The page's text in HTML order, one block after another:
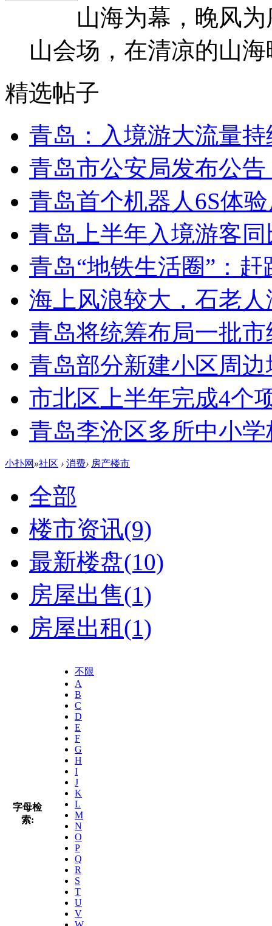
山海为幕，晚风为
山会场，在清凉的山
精选帖子
青岛：入境游大流量
青岛市公安局发布公
青岛首个机器人6S体
青岛上半年入境游客同
青岛“地铁生活圈”：赶
海上风浪较大，石老
青岛将统筹布局一批市
青岛部分新建小区周
市北区上半年完成4个
青岛李沧区多所中小
小扑网 »社区 › 消费› 房产楼市
全部
楼市资讯(9)
最新楼盘(10)
房屋出售(1)
房屋出租(1)
字母检
索:
不限
A
B
C
D
E
F
G
H
I
J
K
L
M
N
O
P
Q
R
S
T
U
V